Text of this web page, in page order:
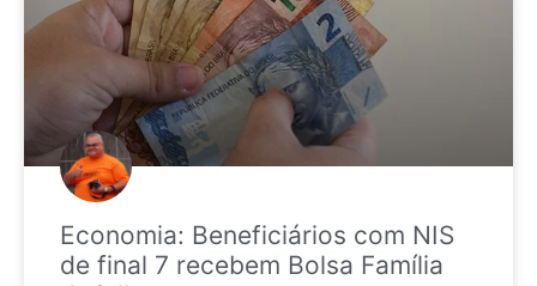
Economia: Beneficiários com NIS
de final 7 recebem Bolsa Família